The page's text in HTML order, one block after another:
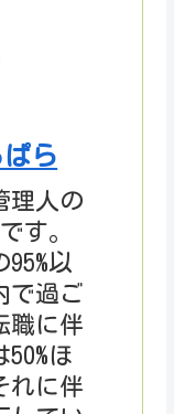
ぱら
理人の
す。
以
で過ご
職に伴
ほ
れに伴